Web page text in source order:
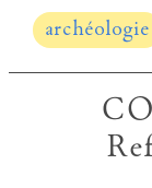
archéologie